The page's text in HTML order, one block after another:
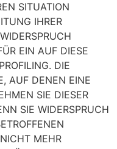
SITUATION
IHRER
EIN AUF DIESE
DIE
AUF DENEN EINE
SIE DIESER
SIE WIDERSPRUCH
MEHR